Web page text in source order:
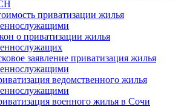
приватизации жилья
о приватизации жилья
заявление приватизация жилья
ведомственного жилья
военного жилья в Сочи